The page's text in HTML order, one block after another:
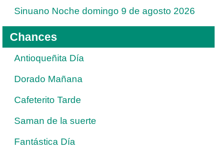
Sinuano Noche domingo 9 de agosto 2026
Chances
Antioqueñita Día
Dorado Mañana
Cafeterito Tarde
Saman de la suerte
Fantástica Día